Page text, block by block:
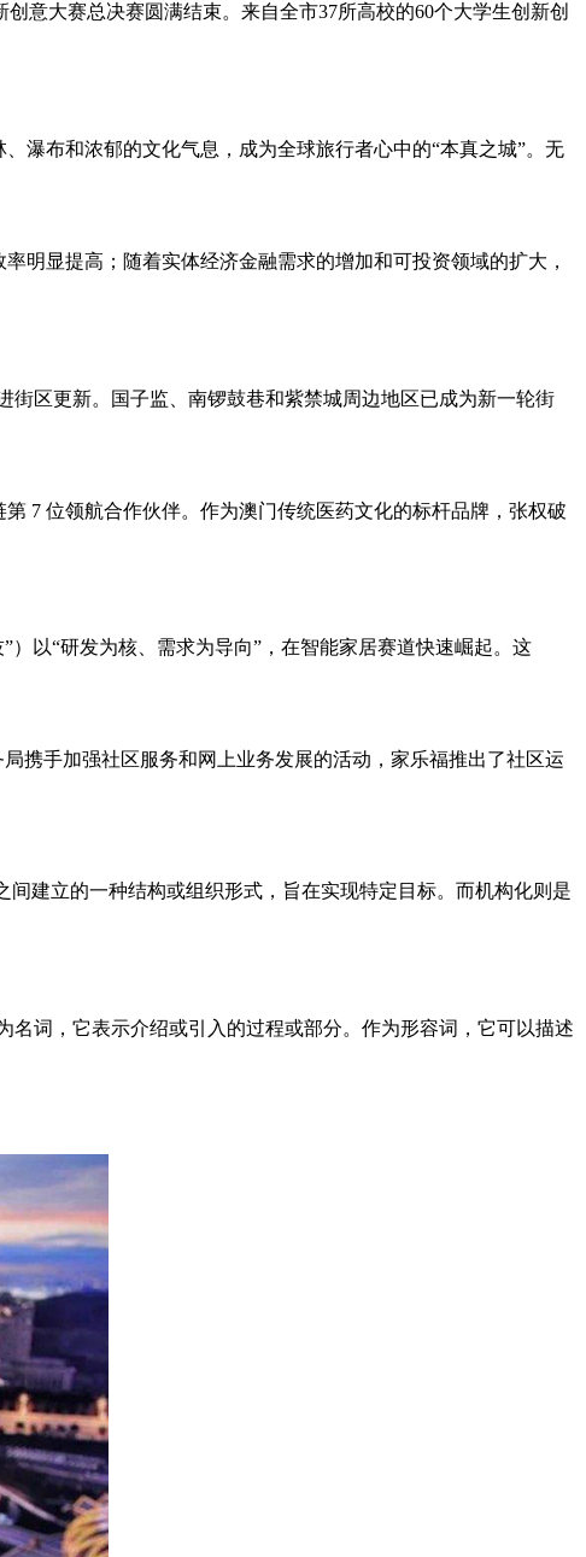
意大赛总决赛圆满结束。来自全市37所高校的60个大学生创新创
瀑布和浓郁的文化气息，成为全球旅行者心中的“本真之城”。无
明显提高；随着实体经济金融需求的增加和可投资领域的扩大，
街区更新。国子监、南锣鼓巷和紫禁城周边地区已成为新一轮街
7 位领航合作伙伴。作为澳门传统医药文化的标杆品牌，张权破
以“研发为核、需求为导向”，在智能家居赛道快速崛起。这
携手加强社区服务和网上业务发展的活动，家乐福推出了社区运
间建立的一种结构或组织形式，旨在实现特定目标。而机构化则是
名词，它表示介绍或引入的过程或部分。作为形容词，它可以描述